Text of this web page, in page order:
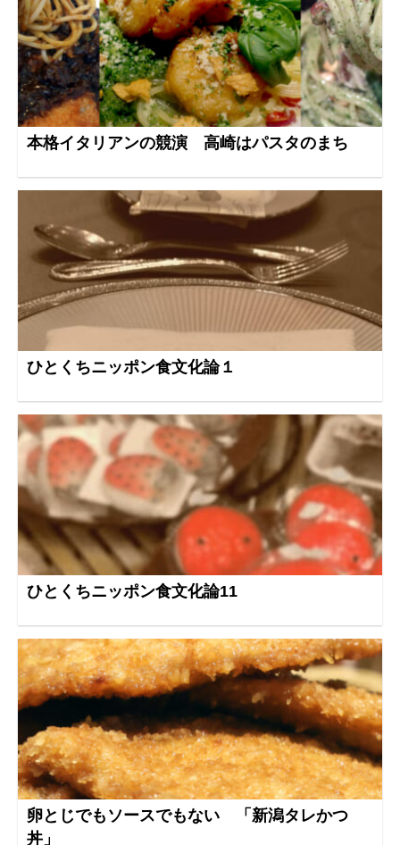
本格イタリアンの競演 高崎はパスタのまち
ひとくちニッポン食文化論１
ひとくちニッポン食文化論11
卵とじでもソースでもない 「新潟タレかつ
丼」